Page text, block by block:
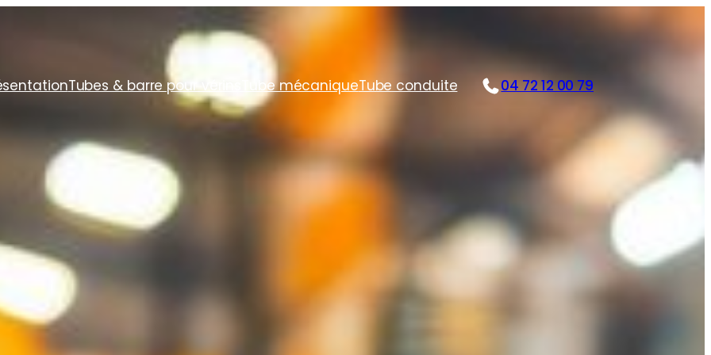
Tubes & barre pour vérins Tube mécaniqueTube conduite 04 72 12 00 79